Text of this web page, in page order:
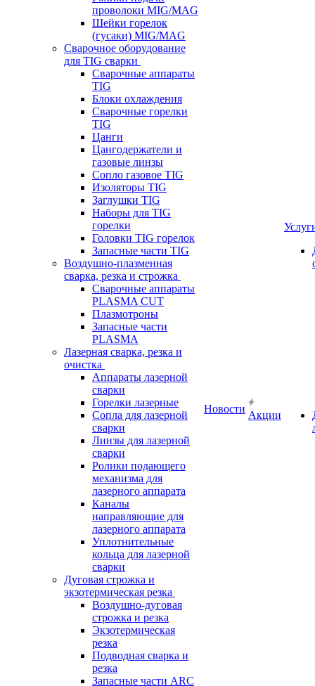
проволоки MIG/MAG
Шейки горелок
(гусаки) MIG/MAG
Сварочное оборудование
для TIG сварки
Сварочные аппараты
TIG
Блоки охлаждения
Сварочные горелки
TIG
Цанги
Цангодержатели и
газовые линзы
Сопло газовое TIG
Изоляторы TIG
Заглушки TIG
Наборы для TIG
горелки
Головки TIG горелок
Запасные части TIG
Воздушно-плазменная
сварка, резка и строжка
Сварочные аппараты
PLASMA CUT
Плазмотроны
Запасные части
PLASMA
Лазерная сварка, резка и
очистка
Аппараты лазерной
сварки
Горелки лазерные
Сопла для лазерной
сварки
Линзы для лазерной
сварки
Ролики подающего
механизма для
лазерного аппарата
Каналы
направляющие для
лазерного аппарата
Уплотнительные
кольца для лазерной
сварки
Дуговая строжка и
экзотермическая резка
Воздушно-дуговая
строжка и резка
Экзотермическая
резка
Подводная сварка и
резка
Запасные части ARC
Новости
Акции